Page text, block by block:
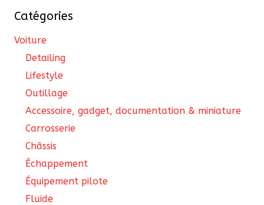
Catégories
Voiture
Detailing
Lifestyle
Outillage
Accessoire, gadget, documentation & miniature
Carrosserie
Châssis
Échappement
Équipement pilote
Fluide